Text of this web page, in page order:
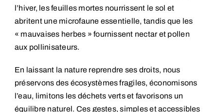
l’hiver, les feuilles mortes nourrissent le sol et
abritent une microfaune essentielle, tandis que les
« mauvaises herbes » fournissent nectar et pollen
aux pollinisateurs.
En laissant la nature reprendre ses droits, nous
préservons des écosystèmes fragiles, économisons
l’eau, limitons les déchets verts et favorisons un
équilibre naturel. Ces gestes, simples et accessibles